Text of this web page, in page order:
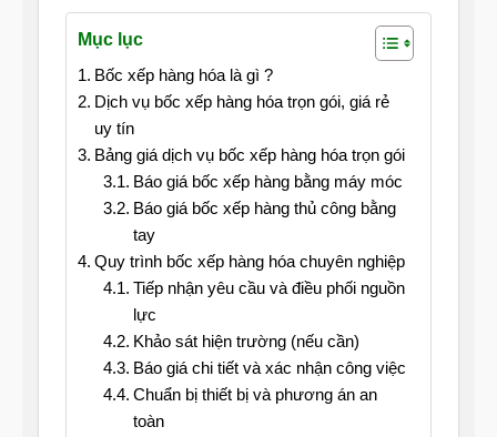
Mục lục
Bốc xếp hàng hóa là gì ?
Dịch vụ bốc xếp hàng hóa trọn gói, giá rẻ
uy tín
Bảng giá dịch vụ bốc xếp hàng hóa trọn gói
Báo giá bốc xếp hàng bằng máy móc
Báo giá bốc xếp hàng thủ công bằng
tay
Quy trình bốc xếp hàng hóa chuyên nghiệp
Tiếp nhận yêu cầu và điều phối nguồn
lực
Khảo sát hiện trường (nếu cần)
Báo giá chi tiết và xác nhận công việc
Chuẩn bị thiết bị và phương án an
toàn